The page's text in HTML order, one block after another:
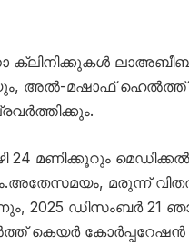
ക്ലിനിക്കുകൾ
അൽ-മഷാഫ് ഹെൽത്ത്
24 മണിക്കൂറും മെഡിക്കൽ
മരുന്ന്
2025 ഡിസംബർ 21
കെയർ കോർപ്പറേഷൻ